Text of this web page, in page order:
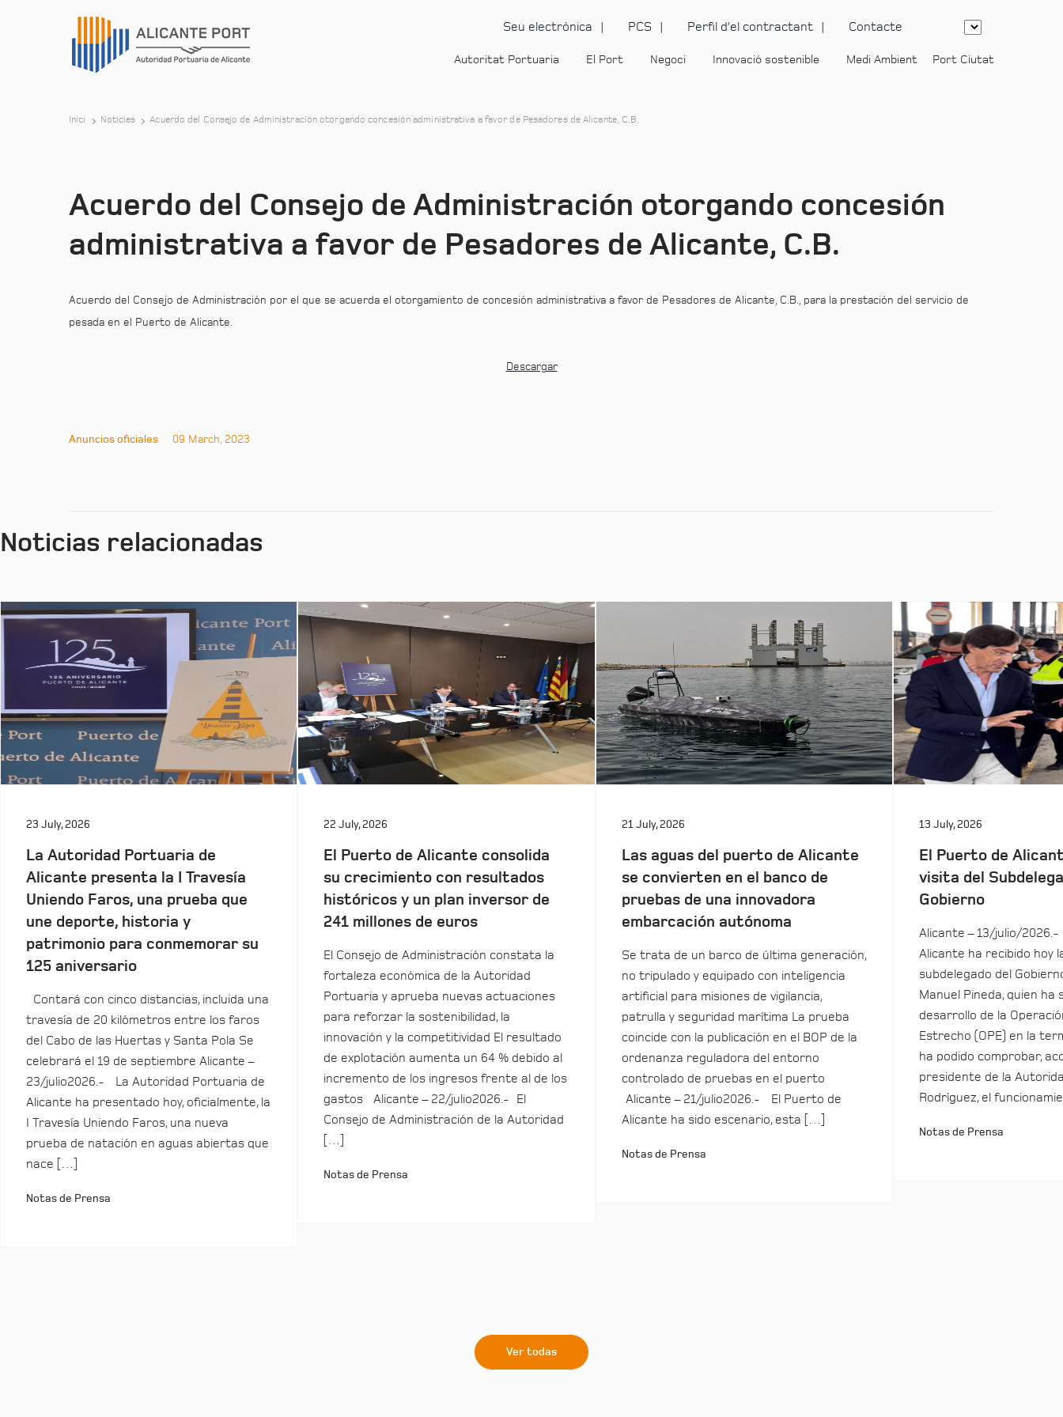
Seu electrònica PCS Perfil d’el contractant Contacte
Autoritat Portuaria El Port Negoci Innovació sostenible Medi Ambient Port Ciutat
Inici Notícies Acuerdo del Consejo de Administración otorgando concesión administrativa a favor de Pesadores de Alicante, C.B.
Acuerdo del Consejo de Administración otorgando concesión
administrativa a favor de Pesadores de Alicante, C.B.
Acuerdo del Consejo de Administración por el que se acuerda el otorgamiento de concesión administrativa a favor de Pesadores de Alicante, C.B., para la prestación del servicio de
pesada en el Puerto de Alicante.
Descargar
Anuncios oficiales 09 March, 2023
Noticias relacionadas
23 July, 2026
La Autoridad Portuaria de
Alicante presenta la I Travesía
Uniendo Faros, una prueba que
une deporte, historia y
patrimonio para conmemorar su
125 aniversario
Contará con cinco distancias, incluida una
travesía de 20 kilómetros entre los faros
del Cabo de las Huertas y Santa Pola Se
celebrará el 19 de septiembre Alicante –
23/julio2026.- La Autoridad Portuaria de
Alicante ha presentado hoy, oficialmente, la
I Travesía Uniendo Faros, una nueva
prueba de natación en aguas abiertas que
nace […]
Notas de Prensa
22 July, 2026
El Puerto de Alicante consolida
su crecimiento con resultados
históricos y un plan inversor de
241 millones de euros
El Consejo de Administración constata la
fortaleza económica de la Autoridad
Portuaria y aprueba nuevas actuaciones
para reforzar la sostenibilidad, la
innovación y la competitividad El resultado
de explotación aumenta un 64 % debido al
incremento de los ingresos frente al de los
gastos Alicante – 22/julio2026.- El
Consejo de Administración de la Autoridad
Notas de Prensa
21 July, 2026
Las aguas del puerto de Alicante
se convierten en el banco de
pruebas de una innovadora
embarcación autónoma
Se trata de un barco de última generación,
no tripulado y equipado con inteligencia
artificial para misiones de vigilancia,
patrulla y seguridad marítima La prueba
coincide con la publicación en el BOP de la
ordenanza reguladora del entorno
controlado de pruebas en el puerto
Alicante – 21/julio2026.- El Puerto de
Alicante ha sido escenario, esta […]
Notas de Prensa
13 July, 2026
El Puerto de
visita del
Gobierno
Alicante – 13/julio/
Alicante ha recibido hoy
subdelegado del
Manuel Pineda, quien ha
desarrollo de la
Estrecho (OPE) en la
ha podido comprobar,
presidente de la
Rodríguez, el
Notas de Prensa
Ver todas